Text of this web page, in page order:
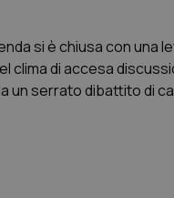
si è chiusa con
clima di accesa
un serrato dibattito di